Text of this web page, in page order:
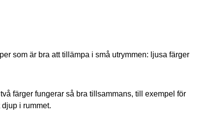
som är bra att tillämpa i små utrymmen: ljusa färger
färger fungerar så bra tillsammans, till exempel för
i rummet.